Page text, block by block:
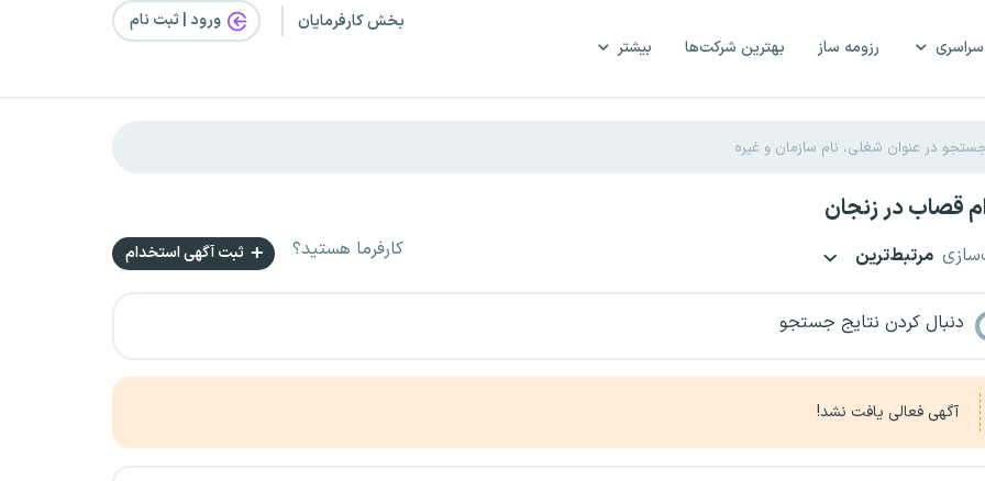
رزومه ساز بهترین شرکت‌ها بیشتر
بخش کارفرمایان ورود | ثبت‌ نام
قصاب در زنجان
مرتبط‌ترین کارفرما هستید؟ ثبت آگهی استخدام
دنبال کردن نتایج جستجو
آگهی فعالی یافت نشد!